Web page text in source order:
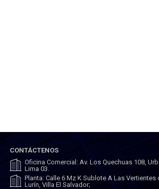
CONTÁCTENOS
Oficina Comercial: Av. Los Quechuas 108,
Lima 03.
Planta: Calle 6 Mz K Sublote A Las
Lurín, Villa El Salvador;